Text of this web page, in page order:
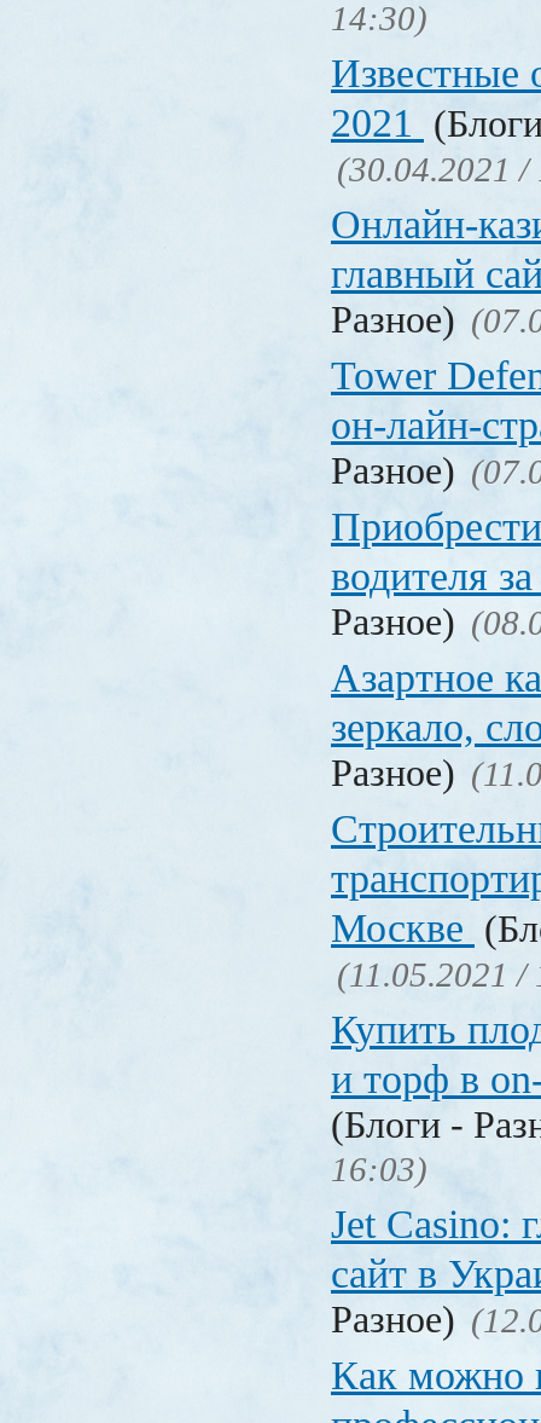
14:30)
Известные
2021
(30.04.2021 /
Онлайн-
главный
Разное)
Tower
он-лайн-
Разное)
водителя
Разное)
Азартное
зеркало,
Разное)
Москве
(11.05.2021 /
Купить
и торф в
(Блоги -
16:03)
Jet Сasino:
сайт в
Разное)
Как можно